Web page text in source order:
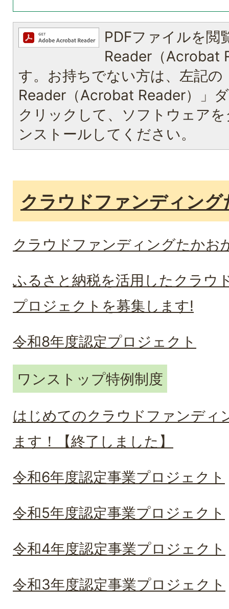
PDFファイルを閲
Reader（Acrobat
す。お持ちでない方は、左記の
Reader（Acrobat Reader）」
クリックして、ソフトウェア
ンストールしてください。
クラウドファンディン
クラウドファンディングたかお
ふるさと納税を活用したクラウ
プロジェクトを募集します!
令和8年度認定プロジェクト
ワンストップ特例制度
はじめてのクラウドファンディ
ます！【終了しました】
令和6年度認定事業プロジェクト
令和5年度認定事業プロジェクト
令和4年度認定事業プロジェクト
令和3年度認定事業プロジェクト